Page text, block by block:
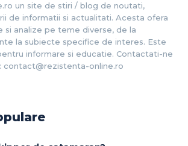
un site de stiri / blog de noutati,
de informatii si actualitati. Acesta ofera
si analize pe teme diverse, de la
la subiecte specifice de interes. Este
informare si educatie. Contactati-ne
contact@rezistenta-online.ro